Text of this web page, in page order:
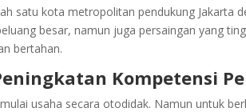
satu kota metropolitan pendukung Jakarta
besar, namun juga persaingan yang
bertahan.
Kompetensi
usaha secara otodidak. Namun untuk